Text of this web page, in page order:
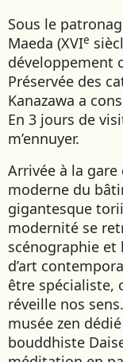
Sous le
Maeda (XVIe
développement
Préservée des
Kanazawa a
En 3 jours de
m’ennuyer.
Arrivée à la gare
moderne du
gigantesque
modernité se
scénographie
d’art
être spécialiste,
réveille nos
musée zen
bouddhiste